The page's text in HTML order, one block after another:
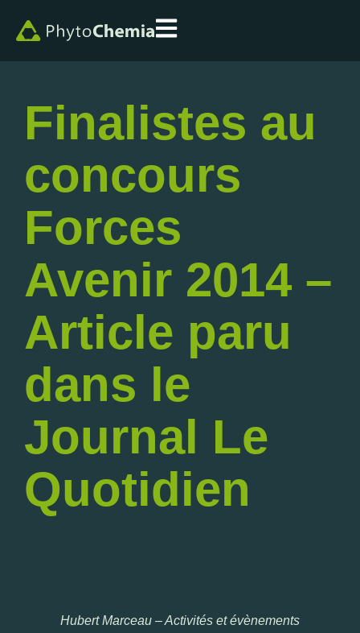
Finalistes au
concours
Forces
Avenir 2014 –
Article paru
dans le
Journal Le
Quotidien
Hubert Marceau – Activités et évènements